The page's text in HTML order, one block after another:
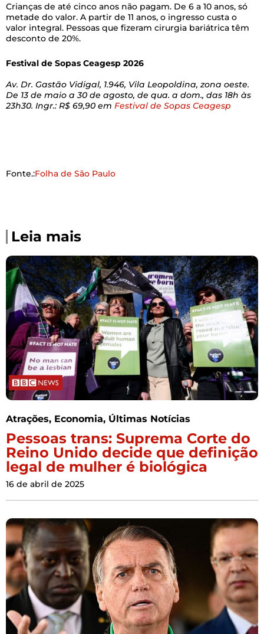
Crianças de até cinco anos não pagam. De 6 a 10 anos, só
metade do valor. A partir de 11 anos, o ingresso custa o
valor integral. Pessoas que fizeram cirurgia bariátrica têm
desconto de 20%.
Festival de Sopas Ceagesp 2026
Av. Dr. Gastão Vidigal, 1.946, Vila Leopoldina, zona oeste.
De 13 de maio a 30 de agosto, de qua. a dom., das 18h às
23h30. Ingr.: R$ 69,90 em Festival de Sopas Ceagesp
Fonte.:Folha de São Paulo
Leia mais
Atrações, Economia, Últimas Notícias
Pessoas trans: Suprema Corte do
Reino Unido decide que definição
legal de mulher é biológica
16 de abril de 2025